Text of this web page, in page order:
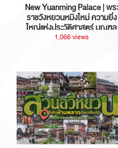
New Yuanming Palace | พระ
ราชวังหยวนหมิงใหม่ ความยิ่ง
ใหญ่แห่งประวัติศาสตร์ มณฑล
กวางตุ้ง ประเทศจีน
1,066 views